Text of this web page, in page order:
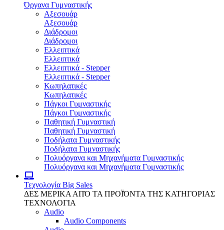
Όργανα Γυμναστικής
Αξεσουάρ
Αξεσουάρ
Διάδρομοι
Διάδρομοι
Ελλειπτικά
Ελλειπτικά
Ελλειπτικά - Stepper
Ελλειπτικά - Stepper
Κωπηλατικές
Κωπηλατικές
Πάγκοι Γυμναστικής
Πάγκοι Γυμναστικής
Παθητική Γυμναστική
Παθητική Γυμναστική
Ποδήλατα Γυμναστικής
Ποδήλατα Γυμναστικής
Πολυόργανα και Μηχανήματα Γυμναστικής
Πολυόργανα και Μηχανήματα Γυμναστικής
Τεχνολογία Big Sales
ΔΕΣ ΜΕΡΙΚΑ ΑΠΌ ΤΑ ΠΡΟΪΌΝΤΑ ΤΗΣ ΚΑΤΗΓΟΡΙΑΣ
ΤΕΧΝΟΛΟΓΙΑ
Audio
Audio Components